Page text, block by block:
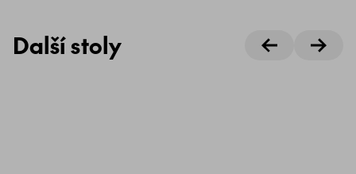
Další stoly